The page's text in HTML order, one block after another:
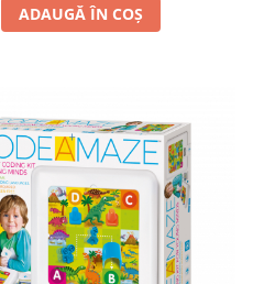
ADAUGĂ ÎN COȘ